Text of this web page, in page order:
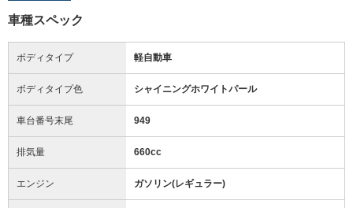
車種スペック
ボディタイプ 軽自動車
ボディタイプ色 シャイニングホワイトパール
車台番号末尾 949
排気量 660cc
エンジン ガソリン(レギュラー)